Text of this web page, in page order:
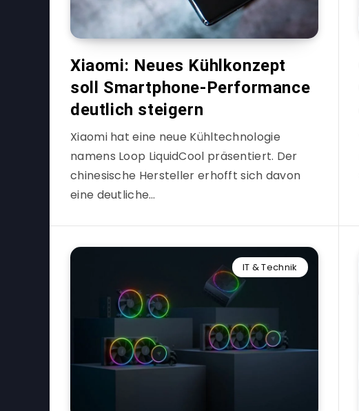
Xiaomi: Neues Kühlkonzept
soll Smartphone-Performance
deutlich steigern
Xiaomi hat eine neue Kühltechnologie
namens Loop LiquidCool präsentiert. Der
chinesische Hersteller erhofft sich davon
eine deutliche…
IT & Technik